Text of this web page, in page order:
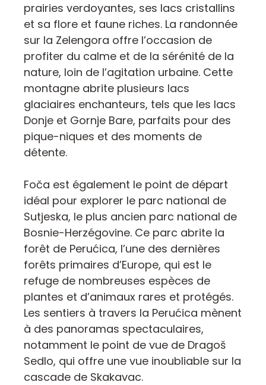
prairies verdoyantes, ses lacs cristallins
et sa flore et faune riches. La randonnée
sur la Zelengora offre l’occasion de
profiter du calme et de la sérénité de la
nature, loin de l’agitation urbaine. Cette
montagne abrite plusieurs lacs
glaciaires enchanteurs, tels que les lacs
Donje et Gornje Bare, parfaits pour des
pique-niques et des moments de
détente.
Foča est également le point de départ
idéal pour explorer le parc national de
Sutjeska, le plus ancien parc national de
Bosnie-Herzégovine. Ce parc abrite la
forêt de Perućica, l’une des dernières
forêts primaires d’Europe, qui est le
refuge de nombreuses espèces de
plantes et d’animaux rares et protégés.
Les sentiers à travers la Perućica mènent
à des panoramas spectaculaires,
notamment le point de vue de Dragoš
Sedlo, qui offre une vue inoubliable sur la
cascade de Skakavac.